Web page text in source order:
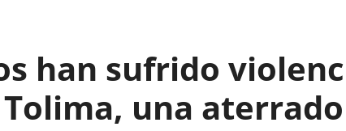
han sufrido
una